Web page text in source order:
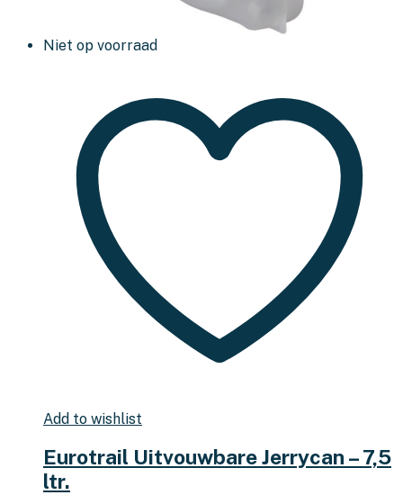
Niet op voorraad
Add to wishlist
Eurotrail Uitvouwbare Jerrycan – 7,5
ltr.